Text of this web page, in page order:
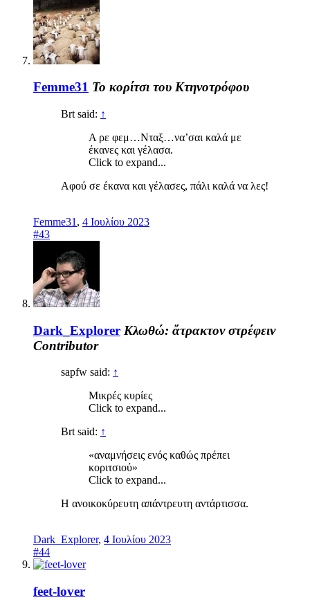
Femme31 Το κορίτσι του Κτηνοτρόφου
Brt said: ↑
Α ρε φεμ…Νταξ…να’σαι καλά με
έκανες και γέλασα.
Click to expand...
Αφού σε έκανα και γέλασες, πάλι καλά να λες!
Femme31 , 4 Ιουλίου 2023
#43
Dark_Explorer Κλωθώ: ἄτρακτον στρέφειν
Contributor
sapfw said: ↑
Μικρές κυρίες
Click to expand...
Brt said: ↑
«αναμνήσεις ενός καθώς πρέπει
κοριτσιού»
Click to expand...
Η ανοικοκύρευτη απάντρευτη αντάρτισσα.
Dark_Explorer, 4 Ιουλίου 2023
#44
feet-lover